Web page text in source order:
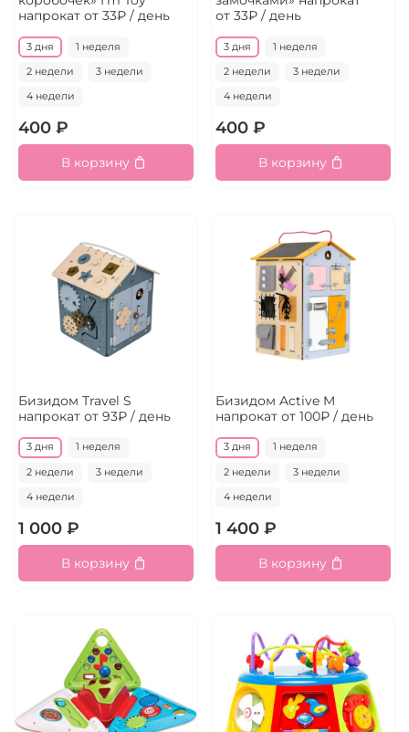
напрокатот 33₽ / день
3 дня 1 неделя
2 недели 3 недели
4 недели
400 ₽
В корзину
от 33₽ / день
3 дня 1 неделя
2 недели 3 недели
4 недели
400 ₽
В корзину
Бизидом Travel S
напрокатот 93₽ / день
3 дня 1 неделя
2 недели 3 недели
4 недели
1 000 ₽
В корзину
Бизидом Active M
напрокатот 100₽ / день
3 дня 1 неделя
2 недели 3 недели
4 недели
1 400 ₽
В корзину